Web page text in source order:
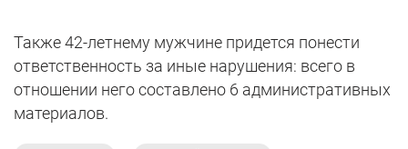
Также 42-летнему мужчине придется понести
ответственность за иные нарушения: всего в
отношении него составлено 6 административных
материалов.